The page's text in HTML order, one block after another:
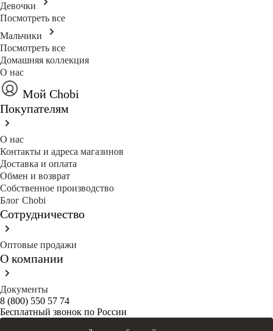
Девочки
Посмотреть все
Мальчики
Посмотреть все
Домашняя коллекция
О нас
Мой Chobi
Покупателям
О нас
Контакты и адреса магазинов
Доставка и оплата
Обмен и возврат
Собственное производство
Блог Сhobi
Сотрудничество
Оптовые продажи
О компании
Документы
8 (800) 550 57 74
Бесплатный звонок по России